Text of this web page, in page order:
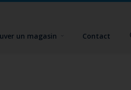
un magasin Contact